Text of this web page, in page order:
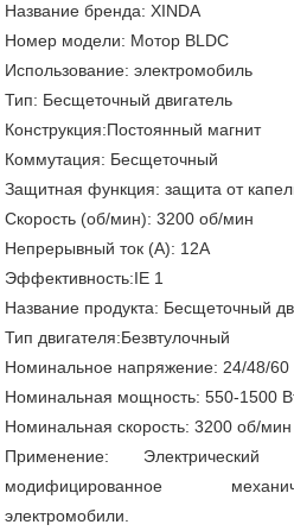
Название бренда: XINDA
Номер модели: Мотор BLDC
Использование: электромобиль
Тип: Бесщеточный двигатель
Конструкция:Постоянный магнит
Коммутация: Бесщеточный
Защитная функция: защита от
Скорость (об/мин): 3200 об/мин
Непрерывный ток (А): 12А
Эффективность:IE 1
Название продукта: Бесщеточный
Тип двигателя:Безвтулочный
Номинальное напряжение: 24/48/60
Номинальная мощность: 550-1500
Номинальная скорость: 3200 об/мин
Применение: Электрический
модифицированное
электромобили.